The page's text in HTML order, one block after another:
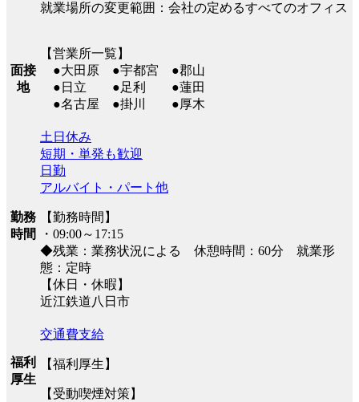
就業場所の変更範囲：会社の定めるすべてのオフィス
面接
地
【営業所一覧】
●大田原 ●宇都宮 ●郡山
●日立 ●足利 ●蓮田
●名古屋 ●掛川 ●厚木
勤務
時間
土日休み
短期・単発も歓迎
日勤
アルバイト・パート他
【勤務時間】
・09:00～17:15
◆残業：業務状況による 休憩時間：60分 就業形
態：定時
【休日・休暇】
近江鉄道八日市
福利
厚生
交通費支給
【福利厚生】
【受動喫煙対策】